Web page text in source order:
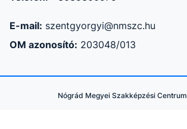
E-mail: szentgyorgyi@nmszc.hu
OM azonosító: 203048/013
Nógrád Megyei Szakképzési Centrum